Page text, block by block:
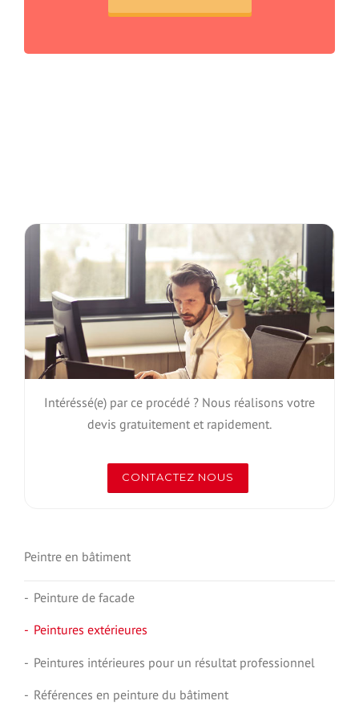
Intéréssé(e) par ce procédé ? Nous réalisons votre
devis gratuitement et rapidement.
CONTACTEZ NOUS
Peintre en bâtiment
Peinture de facade
Peintures extérieures
Peintures intérieures pour un résultat professionnel
Références en peinture du bâtiment